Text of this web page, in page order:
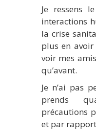
Je ressens
interactions
la crise
plus en avoir
voir mes
qu’avant.
Je n’ai pas
prends
précautions
et par